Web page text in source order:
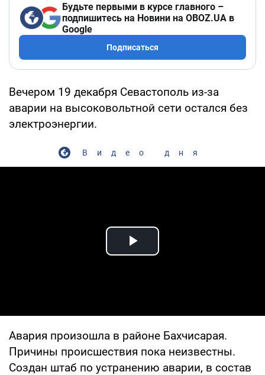
Будьте первыми в курсе главного –
подпишитесь на Новини на OBOZ.UA в
Google
Подписаться
Вечером 19 декабря Севастополь из-за
аварии на высоковольтной сети остался без
электроэнергии.
Видео дня
Play Video
Авария произошла в районе Бахчисарая.
Причины происшествия пока неизвестны.
Создан штаб по устранению аварии, в состав